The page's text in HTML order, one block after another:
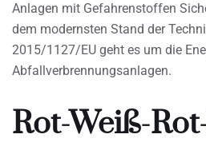
Anlagen mit Gefahrenstoffen
dem modernsten Stand der
2015/1127/EU geht es um die
Abfallverbrennungsanlagen.
Rot-Weiß-